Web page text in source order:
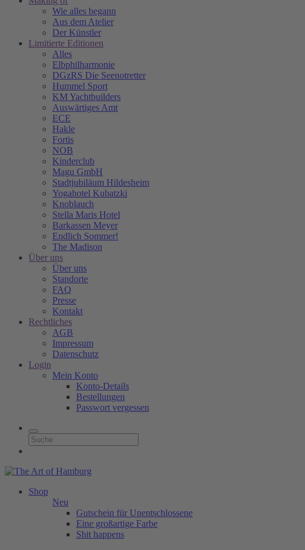
Wie alles begann
Aus dem Atelier
Der Künstler
Limitierte Editionen
Alles
Elbphilharmonie
DGzRS Die Seenotretter
Hummel Sport
KM Yachtbuilders
Auswärtiges Amt
ECE
Hakle
Fortis
NOB
Kinderclub
Magu GmbH
Stadtjubiläum Hildesheim
Yogahotel Kubatzki
Knoblauch
Stella Maris Hotel
Barkassen Meyer
Endlich Sommer!
The Madison
Über uns
Über uns
Standorte
FAQ
Presse
Kontakt
Rechtliches
AGB
Impressum
Datenschutz
Login
Mein Konto
Konto-Details
Bestellungen
Passwort vergessen
Shop
Neu
Gutschein für Unentschlossene
Eine großartige Farbe
Shit happens